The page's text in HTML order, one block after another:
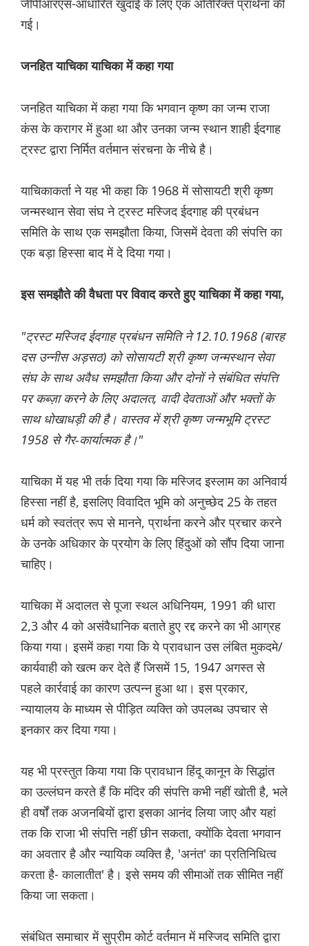
जीपीआरएस-आधारित खुदाई के लिए एक अतिरिक्त प्रार्थना की
गई।
जनहित याचिका याचिका में कहा गया
जनहित याचिका में कहा गया कि भगवान कृष्ण का जन्म राजा
कंस के करागर में हुआ था और उनका जन्म स्थान शाही ईदगाह
ट्रस्ट द्वारा निर्मित वर्तमान संरचना के नीचे है।
याचिकाकर्ता ने यह भी कहा कि 1968 में सोसायटी श्री कृष्ण
जन्मस्थान सेवा संघ ने ट्रस्ट मस्जिद ईदगाह की प्रबंधन
समिति के साथ एक समझौता किया, जिसमें देवता की संपत्ति का
एक बड़ा हिस्सा बाद में दे दिया गया।
इस समझौते की वैधता पर विवाद करते हुए याचिका में कहा गया,
"ट्रस्ट मस्जिद ईदगाह प्रबंधन समिति ने 12.10.1968 (बारह
दस उन्नीस अड़सठ) को सोसायटी श्री कृष्ण जन्मस्थान सेवा
संघ के साथ अवैध समझौता किया और दोनों ने संबंधित संपत्ति
पर कब्ज़ा करने के लिए अदालत, वादी देवताओं और भक्तों के
साथ धोखाधड़ी की है। वास्तव में श्री कृष्ण जन्मभूमि ट्रस्ट
1958 से गैर-कार्यात्मक है।"
याचिका में यह भी तर्क दिया गया कि मस्जिद इस्लाम का अनिवार्य
हिस्सा नहीं है, इसलिए विवादित भूमि को अनुच्छेद 25 के तहत
धर्म को स्वतंत्र रूप से मानने, प्रार्थना करने और प्रचार करने
के उनके अधिकार के प्रयोग के लिए हिंदुओं को सौंप दिया जाना
चाहिए।
याचिका में अदालत से पूजा स्थल अधिनियम, 1991 की धारा
2,3 और 4 को असंवैधानिक बताते हुए रद्द करने का भी आग्रह
किया गया। इसमें कहा गया कि ये प्रावधान उस लंबित मुकदमे/
कार्यवाही को खत्म कर देते हैं जिसमें 15, 1947 अगस्त से
पहले कार्रवाई का कारण उत्पन्न हुआ था। इस प्रकार,
न्यायालय के माध्यम से पीड़ित व्यक्ति को उपलब्ध उपचार से
इनकार कर दिया गया।
यह भी प्रस्तुत किया गया कि प्रावधान हिंदू कानून के सिद्धांत
का उल्लंघन करते हैं कि मंदिर की संपत्ति कभी नहीं खोती है, भले
ही वर्षों तक अजनबियों द्वारा इसका आनंद लिया जाए और यहां
तक कि राजा भी संपत्ति नहीं छीन सकता, क्योंकि देवता भगवान
का अवतार है और न्यायिक व्यक्ति है, 'अनंत' का प्रतिनिधित्व
करता है- कालातीत' है। इसे समय की सीमाओं तक सीमित नहीं
किया जा सकता।
संबंधित समाचार में सुप्रीम कोर्ट वर्तमान में मस्जिद समिति द्वारा